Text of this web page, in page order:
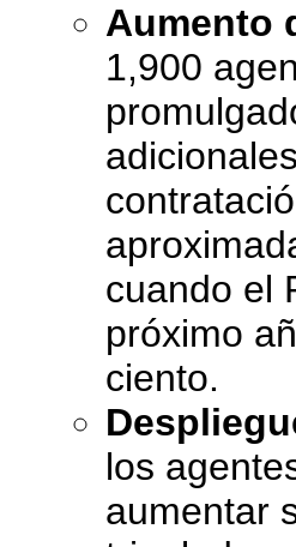
Aumento
1,900
cuando el
próximo
ciento.
los
aumentar